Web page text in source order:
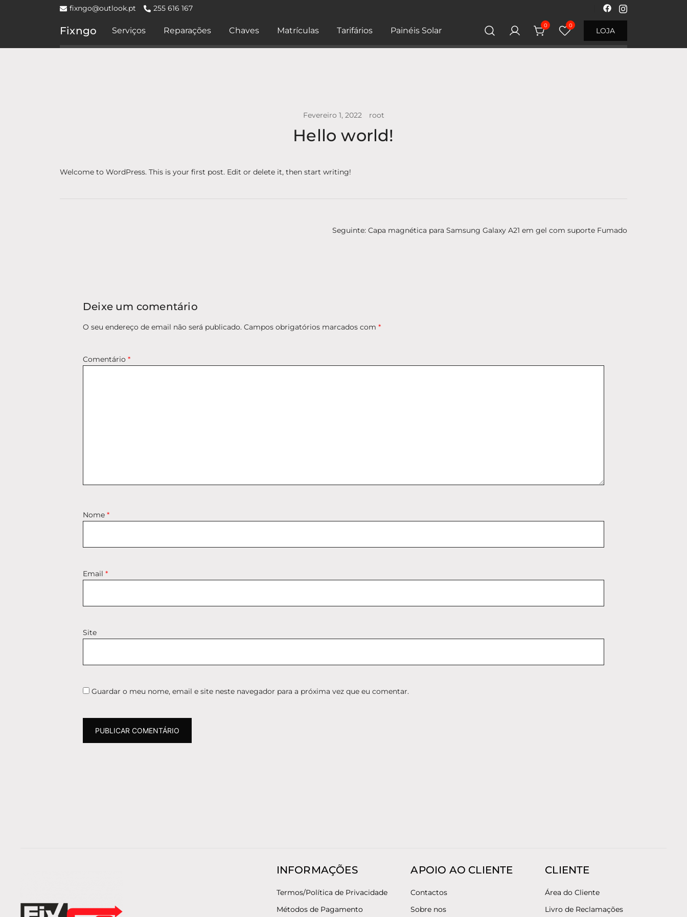
fixngo@outlook.pt 255 616 167
Fixngo Serviços Reparações Chaves Matrículas Tarifários Painéis Solar
0 0
LOJA
Fevereiro 1, 2022 root
Hello world!
Welcome to WordPress. This is your first post. Edit or delete it, then start writing!
Seguinte: Capa magnética para Samsung Galaxy A21 em gel com suporte Fumado
Deixe um comentário
O seu endereço de email não será publicado. Campos obrigatórios marcados com *
Comentário *
Nome *
Email *
Site
Guardar o meu nome, email e site neste navegador para a próxima vez que eu comentar.
INFORMAÇÕES
Termos/Política de Privacidade
Métodos de Pagamento
APOIO AO CLIENTE
Contactos
Sobre nos
CLIENTE
Área do Cliente
Livro de Reclamações